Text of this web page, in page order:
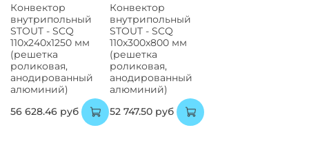
Конвектор
внутрипольный
STOUT - SCQ
110x240x1250 мм
(решетка
роликовая,
анодированный
алюминий)
56 628.46 руб
Конвектор
внутрипольный
STOUT - SCQ
110x300x800 мм
(решетка
роликовая,
анодированный
алюминий)
52 747.50 руб